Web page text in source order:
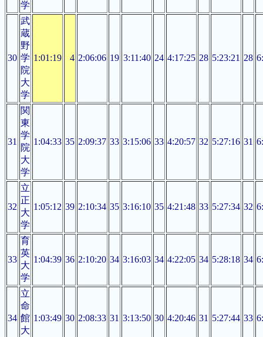
学
30
武
蔵
野
学
院
大
学
1:01:19 4 2:06:06 19 3:11:40 24 4:17:25 28 5:23:21 28
31
関
東
学
院
大
学
1:04:33 35 2:09:37 33 3:15:06 33 4:20:57 32 5:27:16 31
32
立
正
大
学
1:05:12 39 2:10:34 35 3:16:10 35 4:21:48 33 5:27:34 32
33
育
英
大
学
1:04:39 36 2:10:20 34 3:16:03 34 4:22:05 34 5:28:18 34
34
立
命
館
大
1:03:49 30 2:08:33 31 3:13:50 30 4:20:46 31 5:27:44 33